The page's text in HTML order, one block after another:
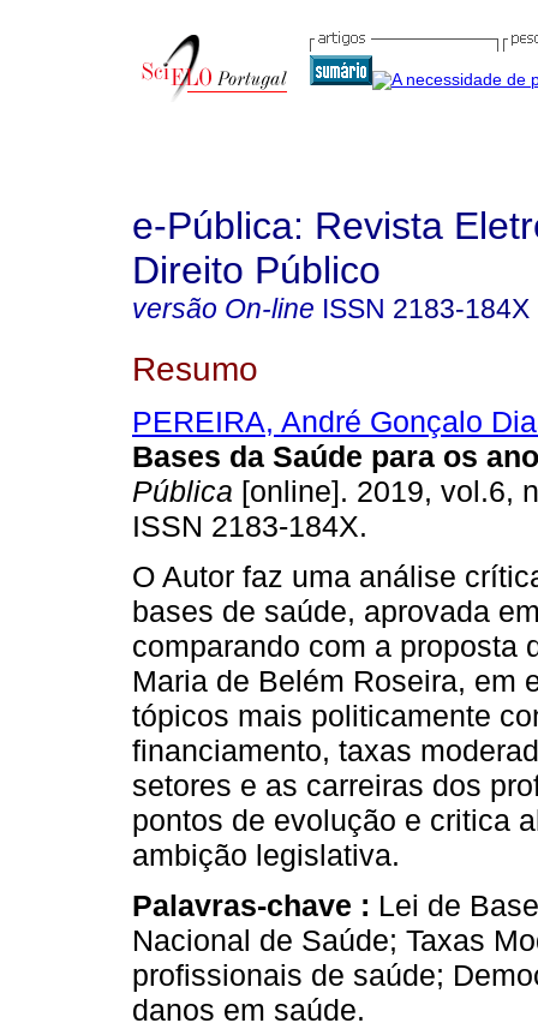
e-Pública: Revista
Direito Público
versão On-line ISSN 2183-184X
Resumo
PEREIRA, André Gonçalo
Bases da Saúde para os
Pública [online]. 2019, vol.6,
ISSN 2183-184X.
O Autor faz uma análise
bases de saúde, aprovada
comparando com a proposta
Maria de Belém Roseira, em
tópicos mais politicamente
financiamento, taxas
setores e as carreiras dos
pontos de evolução e critica
ambição legislativa.
Palavras-chave : Lei de
Nacional de Saúde; Taxas
profissionais de saúde;
danos em saúde.